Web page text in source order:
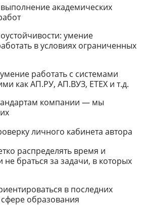
академических
умение
в условиях ограниченных
работать с системами
как АП.РУ, АП.ВУЗ, ЕТЕХ и т.д.
компании — мы
личного кабинета автора
распределять время и
браться за задачи, в которых
в последних
образования